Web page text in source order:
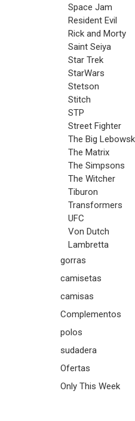
Space Jam
Resident Evil
Rick and Morty
Saint Seiya
Star Trek
StarWars
Stetson
Stitch
STP
Street Fighter
The Big
The Matrix
The Simpsons
The Witcher
Tiburon
Transformers
UFC
Von Dutch
Lambretta
gorras
camisetas
camisas
Complementos
polos
sudadera
Ofertas
Only This Week